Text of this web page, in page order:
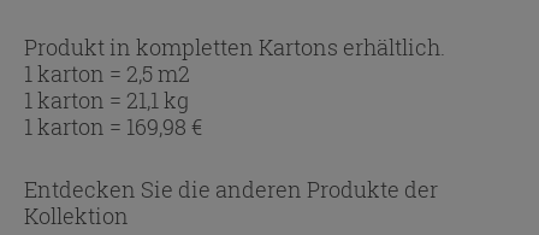
Produkt in kompletten Kartons erhältlich.
1 karton = 2,5 m2
1 karton = 21,1 kg
1 karton = 169,98 €
Entdecken Sie die anderen Produkte der
Kollektion